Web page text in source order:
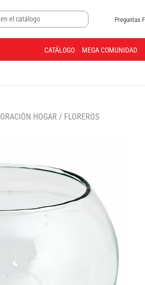
Preguntas
CATÁLOGO MEGA COMUNIDAD
HOGAR / FLOREROS